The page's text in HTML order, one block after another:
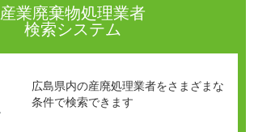
産業廃棄物処理業者
検索システム
広島県内の産廃処理業者をさまざまな
条件で検索できます